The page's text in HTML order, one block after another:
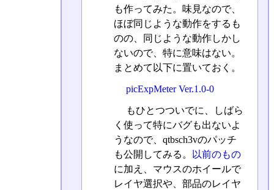
も作ってみた。味見なので、
ほぼ同じような動作をするも
のの、同じような動作しかし
ないので、特に意味はない。
まとめて以下に置いておく。
picExpMeter Ver.1.0-0
もひとつついでに、しばら
く使って特にバグも出ないよ
うなので、qtbsch3vのパッチ
も公開してみる。
以前のもの
に加え、マウスのホイールで
レイヤ選択や、部品のレイヤ